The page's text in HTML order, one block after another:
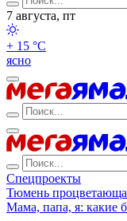
7 августа, пт
+ 15 °С
ясно
Спецпроекты
Тюмень
Мама, папа, я: какие